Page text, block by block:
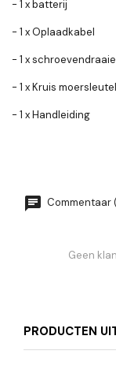
- 1 x batterij
- 1 x Oplaadkabel
- 1 x
- 1 x Kruis moersleutel
- 1 x Handleiding
Commentaar
Geen
PRODUCTEN